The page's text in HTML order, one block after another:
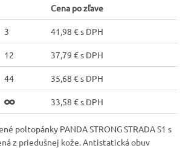
Cena po zľave
3 41,98 € s DPH
12 37,79 € s DPH
44 35,68 € s DPH
33,58 € s DPH
poltopánky PANDA STRONG STRADA S1 s
z priedušnej kože. Antistatická obuv